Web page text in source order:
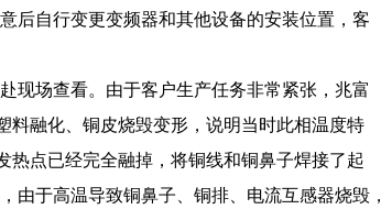
后自行变更变频器和其他设备的安装位置，客
现场查看。由于客户生产任务非常紧张，兆富
料融化、铜皮烧毁变形，说明当时此相温度特
热点已经完全融掉，将铜线和铜鼻子焊接了起
由于高温导致铜鼻子、铜排、电流互感器烧毁，